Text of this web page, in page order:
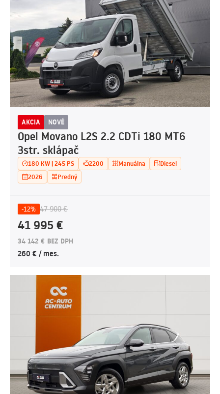
AKCIA NOVÉ
Opel Movano L2S 2.2 CDTi 180 MT6
3str. sklápač
180 KW | 245 PS 2200 Manuálna
Diesel
2026
Predný
-12% 47 900 €
41 995 €
34 142 € BEZ DPH
260 € / mes.